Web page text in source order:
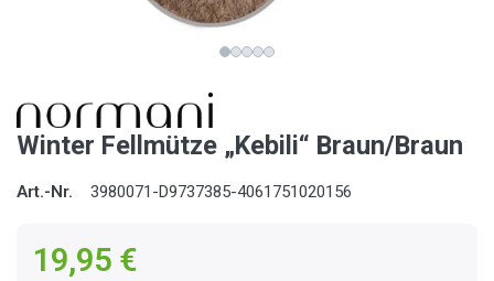
Winter Fellmütze „Kebili“ Braun/Braun
Art.-Nr. 3980071-D9737385-4061751020156
19,95 €